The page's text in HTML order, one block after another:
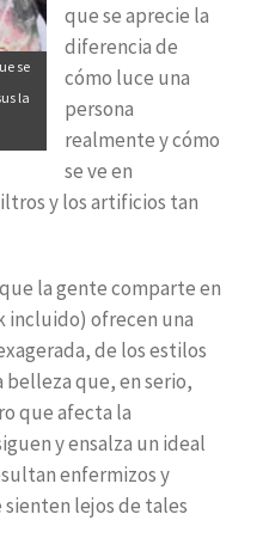
se
la
que se aprecie la
diferencia de
cómo luce una
persona
realmente y cómo
se ve en
y los artificios tan
la gente comparte en
incluido) ofrecen una
de los estilos
belleza que, en serio,
que afecta la
y ensalza un ideal
enfermizos y
lejos de tales